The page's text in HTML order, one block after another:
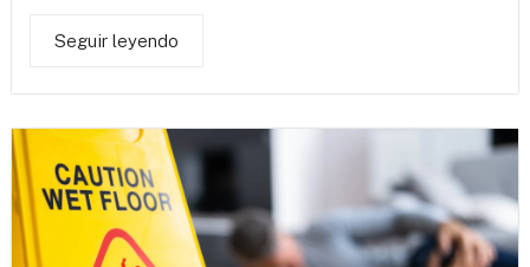
Seguir leyendo